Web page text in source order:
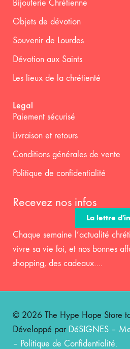
Bijouterie Chrétienne
Objets de dévotion
Souvenir de Lourdes
Dévotion aux Saints
Les lieux de la chrétienté
Legal
Paiement sécurisé
Livraison et retours
Conditions générales de vente
Politique de confidentialité
Recevez nos infos
La lettre
Chaque semaine l’actualité
vivre sa vie foi, et nos bonnes
shopping, des cadeaux….
© 2026 The Hype Hope Store
Développé par DéSIGNES –
– Politique de Confidentialité.